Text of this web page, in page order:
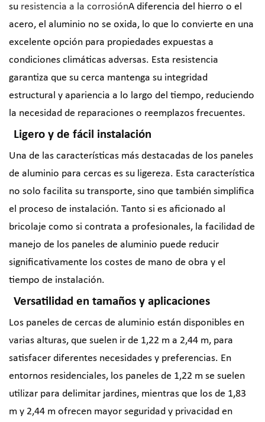
su resistencia a la corrosiónA diferencia del hierro o el
acero, el aluminio no se oxida, lo que lo convierte en una
excelente opción para propiedades expuestas a
condiciones climáticas adversas. Esta resistencia
garantiza que su cerca mantenga su integridad
estructural y apariencia a lo largo del tiempo, reduciendo
la necesidad de reparaciones o reemplazos frecuentes.
Ligero y de fácil instalación
Una de las características más destacadas de los paneles
de aluminio para cercas es su ligereza. Esta característica
no solo facilita su transporte, sino que también simplifica
el proceso de instalación. Tanto si es aficionado al
bricolaje como si contrata a profesionales, la facilidad de
manejo de los paneles de aluminio puede reducir
significativamente los costes de mano de obra y el
tiempo de instalación.
Versatilidad en tamaños y aplicaciones
Los paneles de cercas de aluminio están disponibles en
varias alturas, que suelen ir de 1,22 m a 2,44 m, para
satisfacer diferentes necesidades y preferencias. En
entornos residenciales, los paneles de 1,22 m se suelen
utilizar para delimitar jardines, mientras que los de 1,83
m y 2,44 m ofrecen mayor seguridad y privacidad en